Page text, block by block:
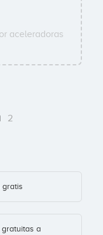
aceleradoras
2
gratis
a